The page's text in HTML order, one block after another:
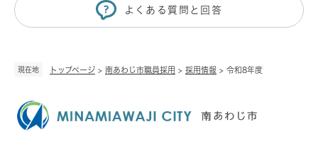
現在地 トップページ > 南あわじ市職員採用 > 採用情報 > 令和8年度
よくある質問と回答